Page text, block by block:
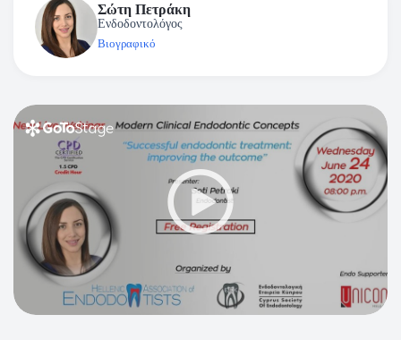
Σώτη Πετράκη
Ενδοδοντολόγος
Βιογραφικό